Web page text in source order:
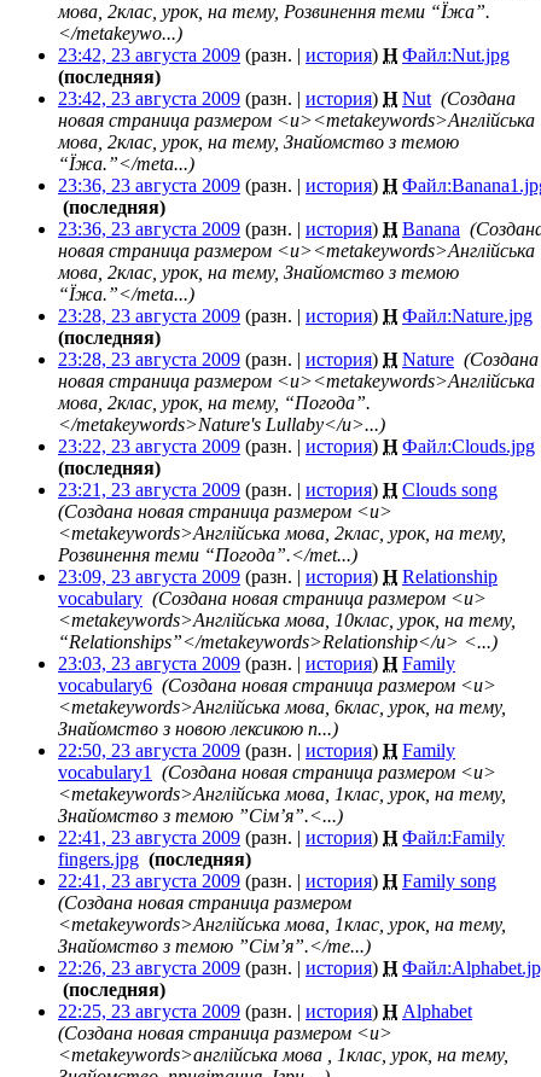
мова, 2клас, урок, на тему, Розвинення теми “Їжа”.
</metakeywo...)
23:42, 23 августа 2009 (разн. | история) Н Файл:Nut.jpg
(последняя)
23:42, 23 августа 2009 (разн. | история) Н Nut (Создана
новая страница размером <u><metakeywords>Англійська
мова, 2клас, урок, на тему, Знайомство з темою
“Їжа.”</meta...)
23:36, 23 августа 2009 (разн. | история) Н
(последняя)
23:36, 23 августа 2009 (разн. | история) Н Banana
новая страница размером <u><metakeywords>Англійська
мова, 2клас, урок, на тему, Знайомство з темою
“Їжа.”</meta...)
23:28, 23 августа 2009 (разн. | история) Н Файл:Nature.jpg
(последняя)
23:28, 23 августа 2009 (разн. | история) Н Nature (Создана
новая страница размером <u><metakeywords>Англійська
мова, 2клас, урок, на тему, “Погода”.
</metakeywords>Nature's Lullaby</u>...)
23:22, 23 августа 2009 (разн. | история) Н Файл:Clouds.jpg
(последняя)
23:21, 23 августа 2009 (разн. | история) Н Clouds song
(Создана новая страница размером <u>
<metakeywords>Англійська мова, 2клас, урок, на тему,
Розвинення теми “Погода”.</met...)
23:09, 23 августа 2009 (разн. | история) Н Relationship
vocabulary (Создана новая страница размером <u>
<metakeywords>Англійська мова, 10клас, урок, на тему,
“Relationships”</metakeywords>Relationship</u> <...)
23:03, 23 августа 2009 (разн. | история) Н Family
vocabulary6 (Создана новая страница размером <u>
<metakeywords>Англійська мова, 6клас, урок, на тему,
Знайомство з новою лексикою п...)
22:50, 23 августа 2009 (разн. | история) Н Family
vocabulary1
(Создана новая страница размером <u>
<metakeywords>Англійська мова, 1клас, урок, на тему,
Знайомство з темою ”Сім’я”.<...)
22:41, 23 августа 2009 (разн. | история) Н Файл:Family
fingers.jpg (последняя)
22:41, 23 августа 2009 (разн. | история) Н Family song
(Создана новая страница размером
<metakeywords>Англійська мова, 1клас, урок, на тему,
Знайомство з темою ”Сім’я”.</me...)
22:26, 23 августа 2009 (разн. | история) Н
(последняя)
22:25, 23 августа 2009 (разн. | история) Н Alphabet
(Создана новая страница размером <u>
<metakeywords>англійська мова , 1клас, урок, на тему,